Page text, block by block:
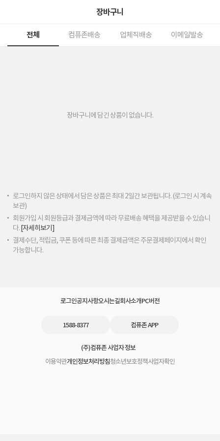
장바구니
전체 컴퓨존배송 업체직배송 이메일발송
장바구니에 담긴 상품이 없습니다.
로그인하지 않은 상태에서 담은 상품은 최대 2일간 보관됩니다. (로그인 시 계속
보관)
회원가입 시 회원등급과 결제금액에 따라 무료배송 혜택을 제공받을 수 있습니
다. [자세히보기]
결제수단, 적립금, 쿠폰 등에 따른 최종 결제금액은 주문결제페이지에서 확인
가능합니다.
로그인공지사항오시는길회사소개PC버전
1588-8377 컴퓨존 APP
(주)컴퓨존 사업자 정보
이용약관개인정보처리방침청소년보호정책사업자확인